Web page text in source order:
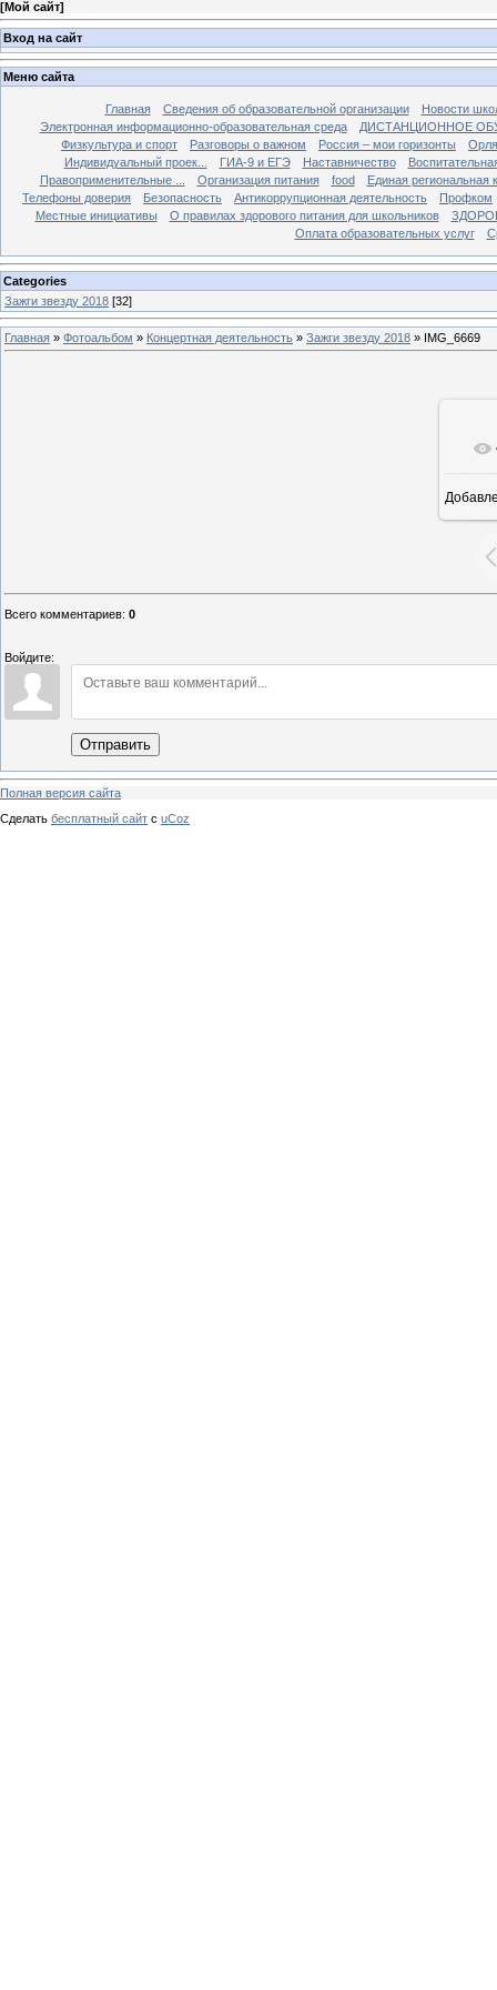
[Мой сайт]
Вход на сайт
Меню сайта
Главная Сведения об образовательной организации
Новости
Электронная информационно-образовательная среда
ДИСТАНЦИОННОЕ
Физкультура и спорт
Разговоры о важном Россия – мои горизонты
Индивидуальный проек...
ГИА-9 и ЕГЭ Наставничество
Правоприменительные ...
Организация питания food
Единая региональная
Телефоны доверия
Безопасность Антикоррупционная деятельность
Профком
Местные инициативы
О правилах здорового питания для школьников
Оплата образовательных услуг
Categories
Зажги звезду 2018 [32]
Главная » Фотоальбом » Концертная деятельность » Зажги звезду 2018 » IMG_6669
Всего комментариев: 0
Войдите:
Отправить
Полная версия сайта
Сделать бесплатный сайт с uCoz